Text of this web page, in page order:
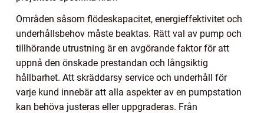
Områden såsom flödeskapacitet, energieffektivitet och
underhållsbehov måste beaktas. Rätt val av pump och
tillhörande utrustning är en avgörande faktor för att
uppnå den önskade prestandan och långsiktig
hållbarhet. Att skräddarsy service och underhåll för
varje kund innebär att alla aspekter av en pumpstation
kan behöva justeras eller uppgraderas. Från